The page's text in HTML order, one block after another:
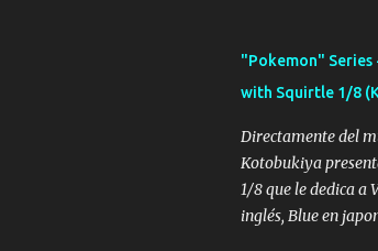
"Pokemon" Series
with Squirtle 1/8
Directamente del
Kotobukiya
1/8 que le dedica a
inglés, Blue en